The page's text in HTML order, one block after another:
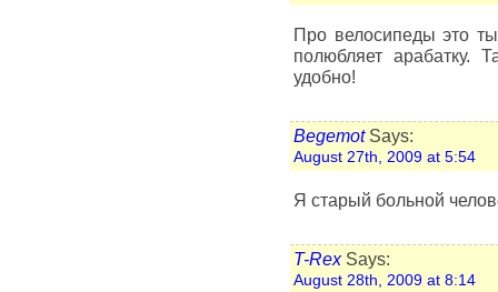
Про велосипеды это
полюбляет арабатку.
удобно!
BegemotSays:
August 27th, 2009 at 5:54
Я старый больной
T-RexSays:
August 28th, 2009 at 8:14